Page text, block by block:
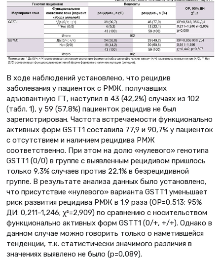
В ходе наблюдений установлено, что рецидив
заболевания у пациенток с РМЖ, получавших
адъювантную ГТ, наступил в 43 (42,2%) случаях из 102
(табл. 1), у 59 (57,8%) пациенток рецидив не был
зарегистрирован. Частота встречаемости функционально
активных форм GSTT1 составила 77,9 и 90,7% у пациенток
с отсутствием и наличием рецидива РМЖ
соответственно. При этом на долю «нулевого» генотипа
GSTT1 (0/0) в группе с выявленным рецидивом пришлось
только 9,3% случаев против 22,1% в безрецидивной
группе. В результате анализа данных было установлено,
что присутствие «нулевого» варианта GSTT1 уменьшает
риск развития рецидива РМЖ в 1,9 раза (ОР=0,513; 95%
ДИ: 0,211–1,246; χ²=2,909) по сравнению с носительством
функционально активных форм GSTT1 (0/+, +/+). Однако в
данном случае можно говорить только о наметившейся
тенденции, т.к. статистически значимого различия в
значениях выявлено не было (р=0,089).